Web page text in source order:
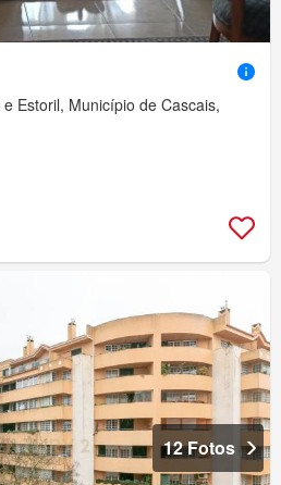
Estoril, Município de Cascais,
12 Fotos